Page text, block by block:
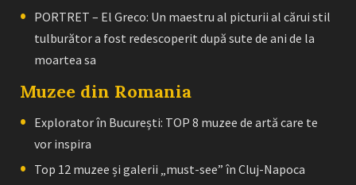
PORTRET – El Greco: Un maestru al picturii al cărui stil
tulburător a fost redescoperit după sute de ani de la
moartea sa
Muzee din Romania
Explorator în București: TOP 8 muzee de artă care te
vor inspira
Top 12 muzee și galerii „must-see” în Cluj-Napoca